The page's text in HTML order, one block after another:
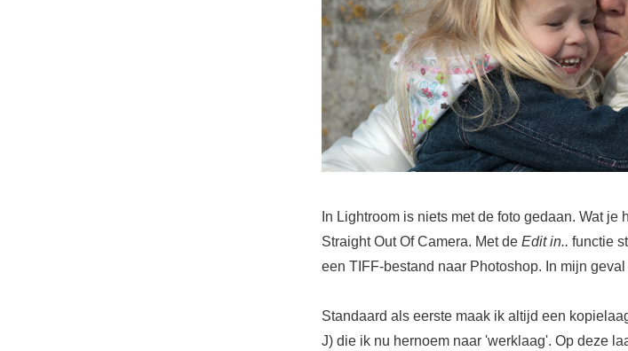
In Lightroom is niets met de foto gedaan. Wat je
Straight Out Of Camera. Met de Edit in.. functie
een TIFF-bestand naar Photoshop. In mijn
Standaard als eerste maak ik altijd een
J) die ik nu hernoem naar 'werklaag'. Op deze